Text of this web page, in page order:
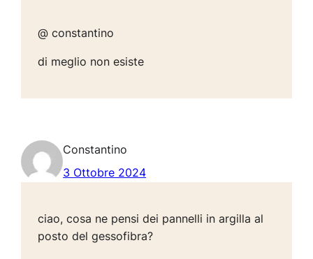
@ constantino
di meglio non esiste
Constantino
3 Ottobre 2024
ciao, cosa ne pensi dei pannelli in argilla al
posto del gessofibra?